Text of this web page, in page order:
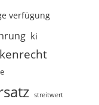
verfügung
ki
streitwert